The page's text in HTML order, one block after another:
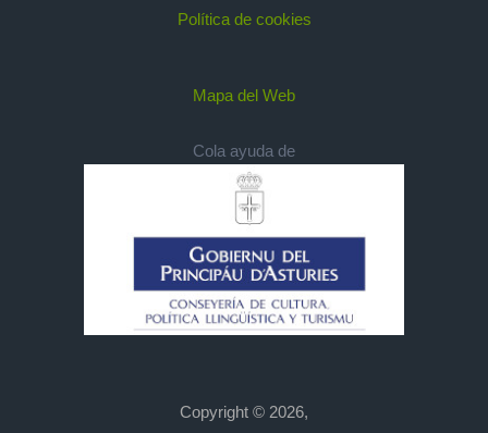
Política de cookies
Mapa del Web
Cola ayuda de
Copyright © 2026,